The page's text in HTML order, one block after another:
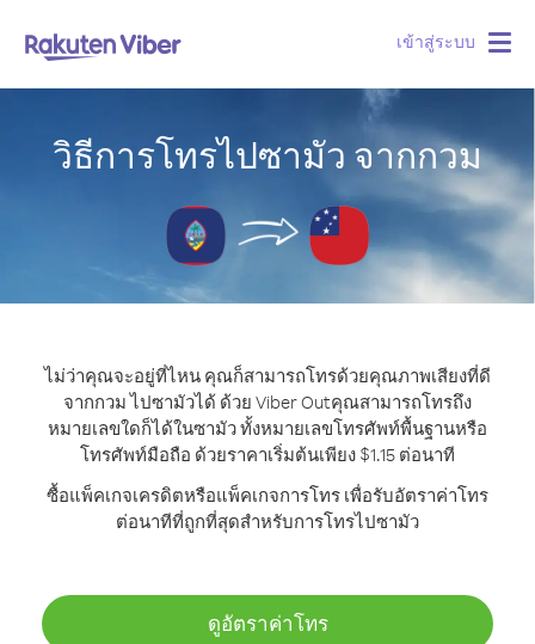
เข้าสู่ระบบ
วิธีการโทรไปซามัว จากกวม
ไม่ว่าคุณจะอยู่ที่ไหน คุณก็สามารถโทรด้วยคุณภาพเสียงที่ดี
จากกวม ไปซามัวได้ ด้วย Viber Outคุณสามารถโทรถึง
หมายเลขใดก็ได้ในซามัว ทั้งหมายเลขโทรศัพท์พื้นฐานหรือ
โทรศัพท์มือถือ ด้วยราคาเริ่มต้นเพียง $1.15 ต่อนาที
ซื้อแพ็คเกจเครดิตหรือแพ็คเกจการโทร เพื่อรับอัตราค่าโทร
ต่อนาทีที่ถูกที่สุดสำหรับการโทรไปซามัว
ดูอัตราค่าโทร